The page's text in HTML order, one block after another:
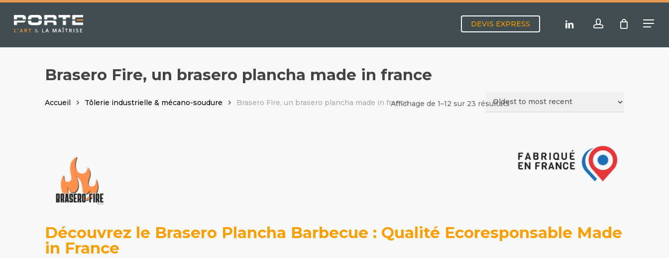
main
DEVIS EXPRESS linkedin accountMenu
Brasero Fire, un brasero plancha made in france
Affichage de 1–12 sur 23 résultats
Accueil Tôlerie industrielle & mécano-soudure Brasero Fire, un brasero plancha made in france
Découvrez le Brasero Plancha Barbecue : Qualité Ecoresponsable Made
in France